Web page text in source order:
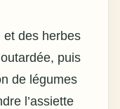
et des herbes
puis
de légumes
l’assiette